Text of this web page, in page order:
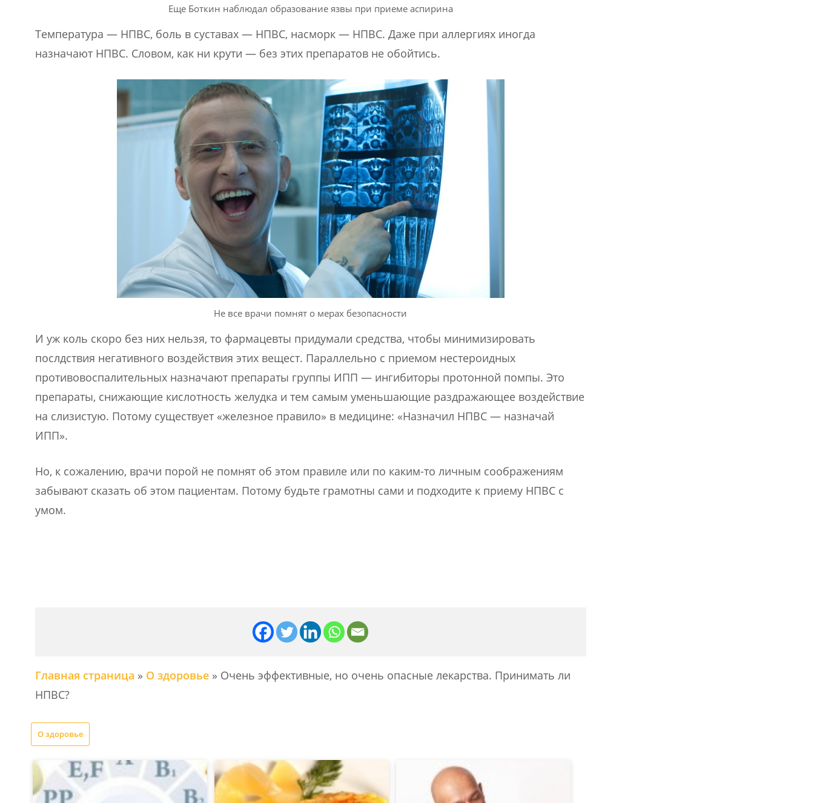
Еще Боткин наблюдал образование язвы при приеме аспирина
Температура — НПВС, боль в суставах — НПВС, насморк — НПВС. Даже при аллергиях иногда
назначают НПВС. Словом, как ни крути — без этих препаратов не обойтись.
Не все врачи помнят о мерах безопасности
И уж коль скоро без них нельзя, то фармацевты придумали средства, чтобы минимизировать
послдствия негативного воздействия этих вещест. Параллельно с приемом нестероидных
противовоспалительных назначают препараты группы ИПП — ингибиторы протонной помпы. Это
препараты, снижающие кислотность желудка и тем самым уменьшающие раздражающее воздействие
на слизистую. Потому существует «железное правило» в медицине: «Назначил НПВС — назначай
ИПП».
Но, к сожалению, врачи порой не помнят об этом правиле или по каким-то личным соображениям
забывают сказать об этом пациентам. Потому будьте грамотны сами и подходите к приему НПВС с
умом.
Главная страница » О здоровье» Очень эффективные, но очень опасные лекарства. Принимать ли
НПВС?
О здоровье